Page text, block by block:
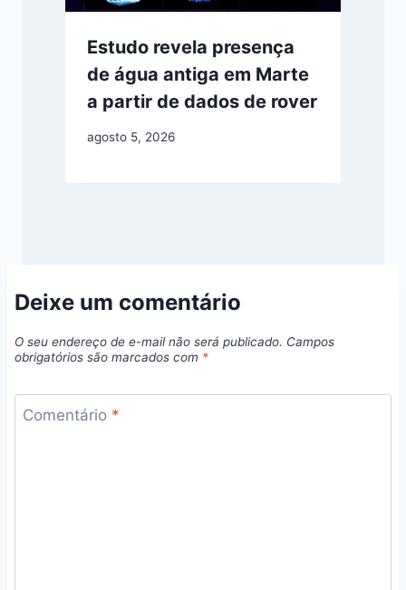
Estudo revela presença
de água antiga em Marte
a partir de dados de rover
agosto 5, 2026
Deixe um comentário
O seu endereço de e-mail não será publicado. Campos
obrigatórios são marcados com *
Comentário *